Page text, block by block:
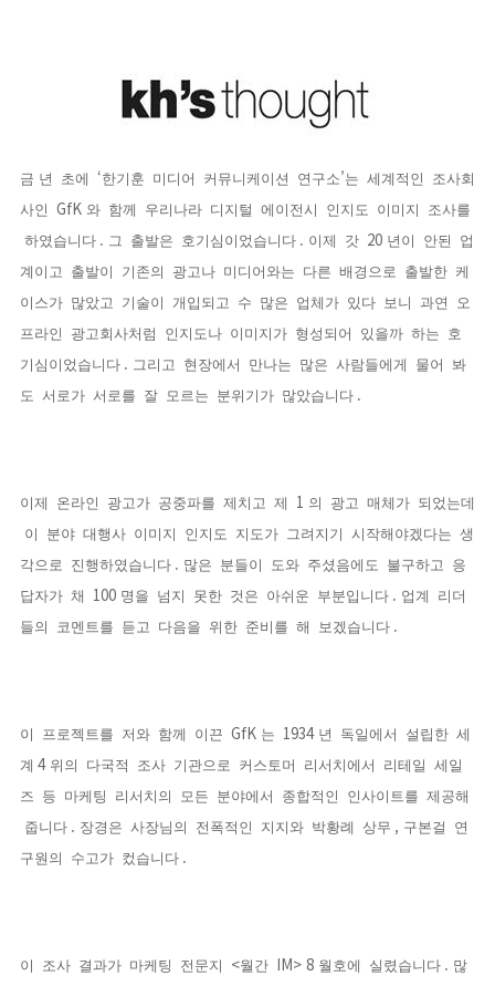
금 년 초에 ‘한기훈 미디어 커뮤니케이션 연구소’는 세계적인
조사회
사인 GfK 와 함께 우리나라 디지털 에이전시 인지도 이미지
조사를
하였습니다 . 그 출발은 호기심이었습니다 . 이제 갓 20 년이 안된
업
계이고 출발이 기존의 광고나 미디어와는 다른 배경으로 출발한 케
이스가 많았고 기술이 개입되고 수 많은 업체가 있다 보니 과연
오
프라인
광고회사처럼 인지도나 이미지가 형성되어 있을까 하는 호
기심이었습니다 . 그리고 현장에서 만나는 많은 사람들에게 물어 봐
도 서로가 서로를 잘 모르는 분위기가 많았습니다 .
이제 온라인 광고가 공중파를 제치고 제 1 의 광고 매체가 되었는데
이
분야 대행사 이미지 인지도 지도가 그려지기 시작해야겠다는 생
각으로 진행하였습니다 . 많은 분들이 도와 주셨음에도 불구하고 응
답자가 채 100 명을 넘지 못한 것은 아쉬운 부분입니다 . 업계
리더
들의
코멘트를 듣고 다음을 위한 준비를 해 보겠습니다 .
이 프로젝트를 저와 함께 이끈 GfK 는 1934 년 독일에서 설립한 세
계 4 위의 다국적 조사 기관으로 커스토머 리서치에서 리테일 세일
즈 등 마케팅 리서치의 모든 분야에서 종합적인 인사이트를 제공해
줍니다 . 장경은 사장님의 전폭적인 지지와 박황례 상무 , 구본걸
연
구원의
수고가 컸습니다 .
이 조사 결과가 마케팅 전문지 <월간 IM> 8 월호에 실렸습니다 . 많